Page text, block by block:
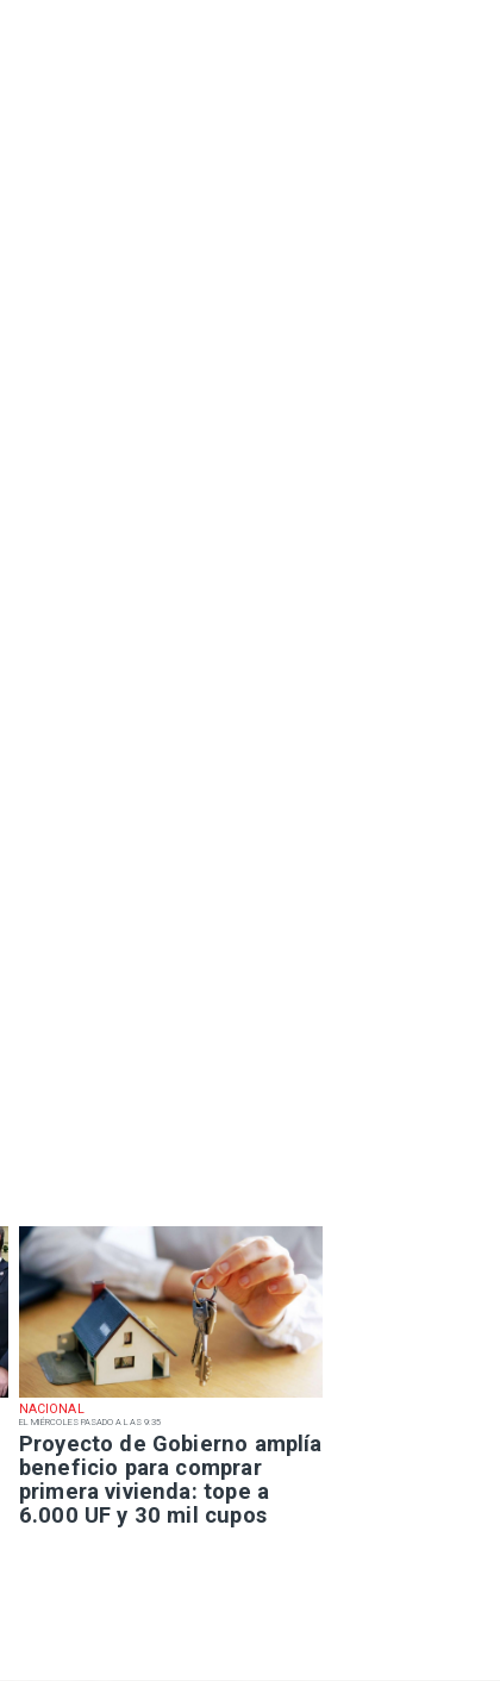
NACIONAL
EL MIÉRCOLES PASADO A LAS 9:35
Proyecto de Gobierno amplía
beneficio para comprar
primera vivienda: tope a
6.000 UF y 30 mil cupos